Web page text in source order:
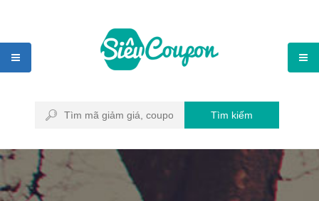
Tìm kiếm